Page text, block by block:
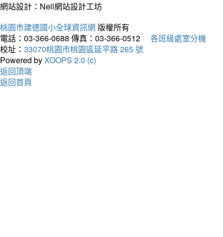
網站設計：Neil網站設計工坊
桃園市建德國小全球資訊網 版權所有
電話：03-366-0688 傳真：03-366-0512
各班級處室分機
校址： 33070桃園市桃園區延平路 265 號
Powered byXOOPS 2.0 (c)
返回頂端
返回首頁